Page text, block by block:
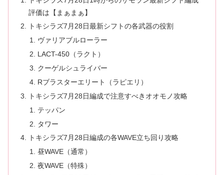
評価は【まぁまぁ】
トキシラズ7月28日最新シフトの各武器の役割
ヴァリアブルローラー
LACT-450（ラクト）
クーゲルシュライバー
Rブラスターエリート（ラピエリ）
トキシラズ7月28日編成で注意すべきオオモノ攻略
テッパン
タワー
トキシラズ7月28日編成の各WAVE立ち回り攻略
昼WAVE（通常）
夜WAVE（特殊）